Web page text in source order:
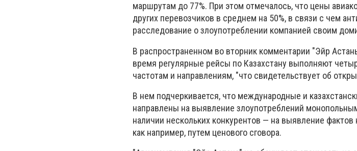
маршрутам до 77%. При этом отмечалось, что цены
других перевозчиков в среднем на 50%, в связи с чем
расследование о злоупотреблении компанией своим
В распространенном во вторник комментарии "Эйр
время регулярные рейсы по Казахстану выполняют
частотам и направлениям, "что свидетельствует об
В нем подчеркивается, что международные и
направлены на выявление злоупотреблений
наличии нескольких конкурентов — на выявление фактов
как например, путем ценового сговора.